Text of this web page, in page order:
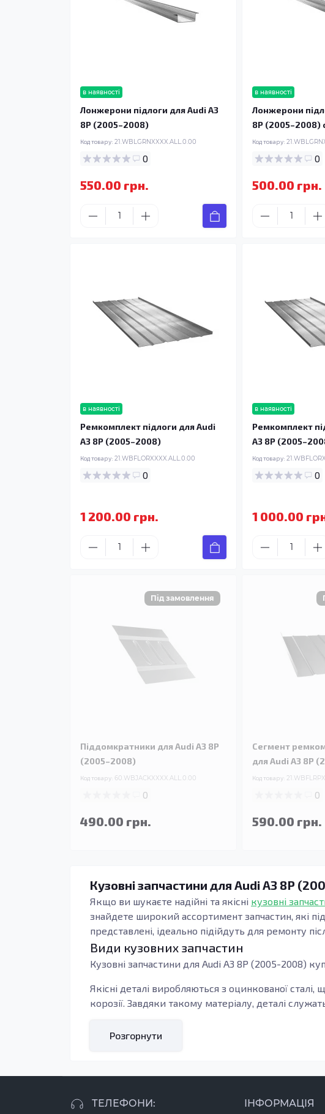
в наявності
Лонжерони підлоги для Audi A3
8P (2005–2008)
Код товару: 21.WBLGRNXXXX.ALL.0.00
0
550.00 грн.
в наявності
Лонжерони
8P (2005–2008)
Код товару:
0
500.00 грн.
в наявності
Ремкомплект підлоги для Audi
A3 8P (2005–2008)
Код товару: 21.WBFLORXXXX.ALL.0.00
0
1 200.00 грн.
в наявності
Ремкомплект
A3 8P
Код товару:
0
1 000.00
Піддомкратники для Audi A3 8P
(2005–2008)
Код товару: 60.WBJACKXXXX.ALL.0.00
0
490.00 грн.
Сегмент
для Audi A3 8P
Код товару:
0
590.00 грн.
Кузовні запчастини для Audi A3 8P
Якщо ви шукаєте надійні та якісні кузовні
знайдете широкий ассортимент запчастин, які
представлені, ідеально підійдуть для ремонту
Види кузовних запчастин
Кузовні запчастини для Audi A3 8P (2005-2008)
Якісні деталі виробляються з оцинкованої сталі,
корозії. Завдяки такому матеріалу, деталі
Кузовні деталі призначені для використання в
разі ударів. Якщо ви помітили, що пороги почали
Розгорнути
ТЕЛЕФОНИ: ІНФОРМАЦІЯ